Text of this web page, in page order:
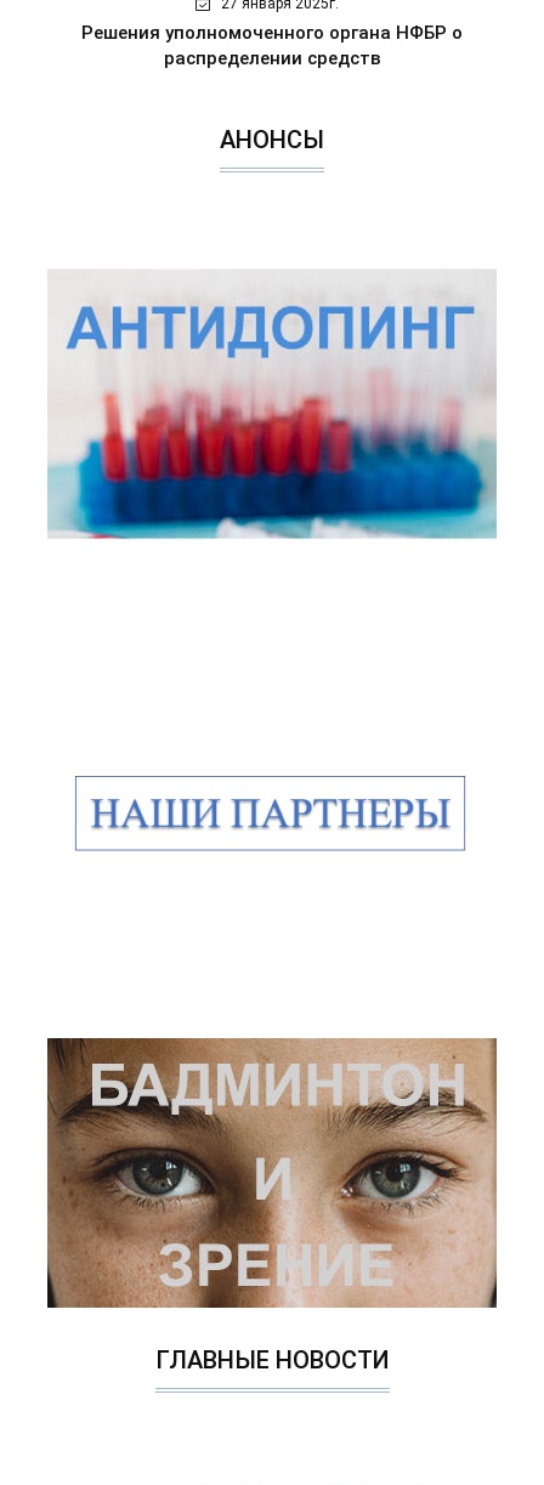
27 января 2025г.
Решения уполномоченного органа НФБР о
распределении средств
АНОНСЫ
ГЛАВНЫЕ НОВОСТИ